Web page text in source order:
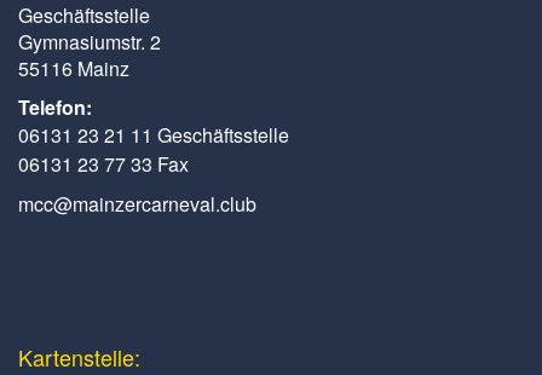
Geschäftsstelle
Gymnasiumstr. 2
55116 Mainz
Telefon:
06131 23 21 11 Geschäftsstelle
06131 23 77 33 Fax
mcc@mainzercarneval.club
Kartenstelle: